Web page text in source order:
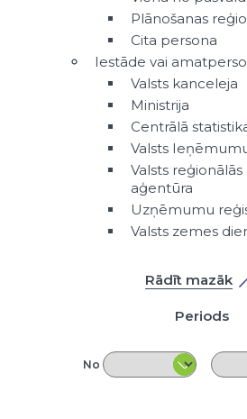
Plānošanas
Cita persona
Iestāde vai
Valsts kanceleja
Ministrija
Centrālā
Valsts
Valsts
aģentūra
Uzņēmumu
Valsts zemes
Cita valsts
Klasifikators - Datu veids
Indikatoru tabula
Nestrukturēts
Prezentācija
Rādīt mazāk
Periods
No